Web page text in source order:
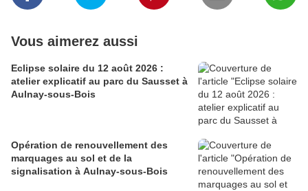
Vous aimerez aussi
Eclipse solaire du 12 août 2026 :
atelier explicatif au parc du Sausset à
Aulnay-sous-Bois
Opération de renouvellement des
marquages au sol et de la
signalisation à Aulnay-sous-Bois